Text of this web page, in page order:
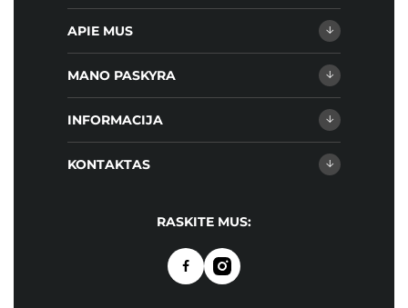
APIE MUS
MANO PASKYRA
INFORMACIJA
KONTAKTAS
RASKITE MUS: